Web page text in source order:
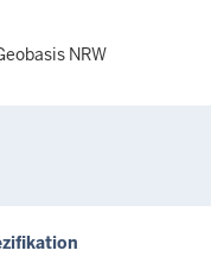
NRW